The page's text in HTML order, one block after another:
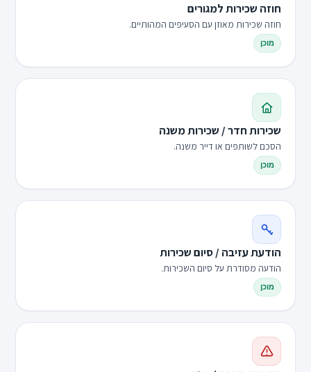
חוזה שכירות למגורים
חוזה שכירות מאוזן עם הסעיפים המהותיים.
מוכן
שכירות חדר / שכירות משנה
הסכם לשותפים או דייר משנה.
מוכן
הודעת עזיבה / סיום שכירות
הודעה מסודרת על סיום השכירות.
מוכן